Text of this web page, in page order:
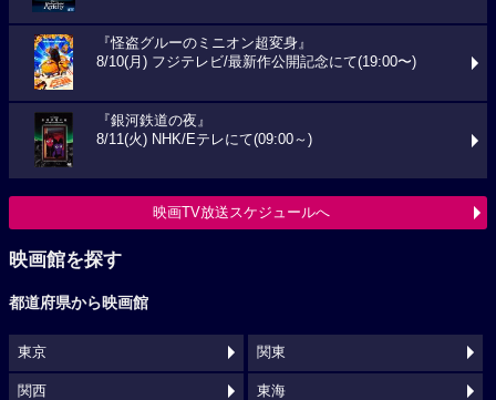
『怪盗グルーのミニオン超変身』
8/10(月) フジテレビ/最新作公開記念にて(19:00〜)
『銀河鉄道の夜』
8/11(火) NHK/Eテレにて(09:00～)
映画TV放送スケジュールへ
映画館を探す
都道府県から映画館
東京 関東
関西 東海